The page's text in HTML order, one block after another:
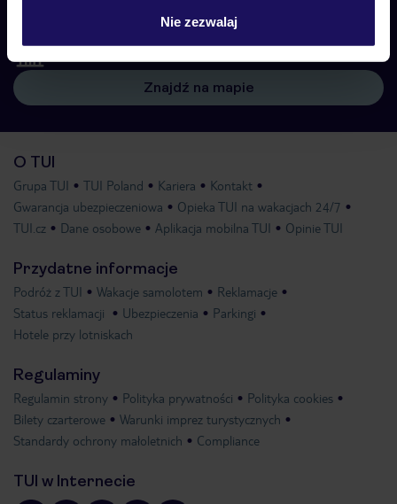
Nie zezwalaj
Znajdź na mapie
O TUI
Grupa TUI TUI Poland Kariera
Kontakt
Gwarancja ubezpieczeniowa
Opieka TUI na wakacjach 24/7
TUI.cz
Dane osobowe Aplikacja mobilna TUI Opinie TUI
Przydatne informacje
Podróż z TUI Wakacje samolotem
Reklamacje
Status reklamacji
Ubezpieczenia
Parkingi
Hotele przy lotniskach
Regulaminy
Regulamin strony Polityka prywatności
Polityka cookies
Bilety czarterowe
Warunki imprez turystycznych
Standardy ochrony małoletnich
Compliance
TUI w Internecie